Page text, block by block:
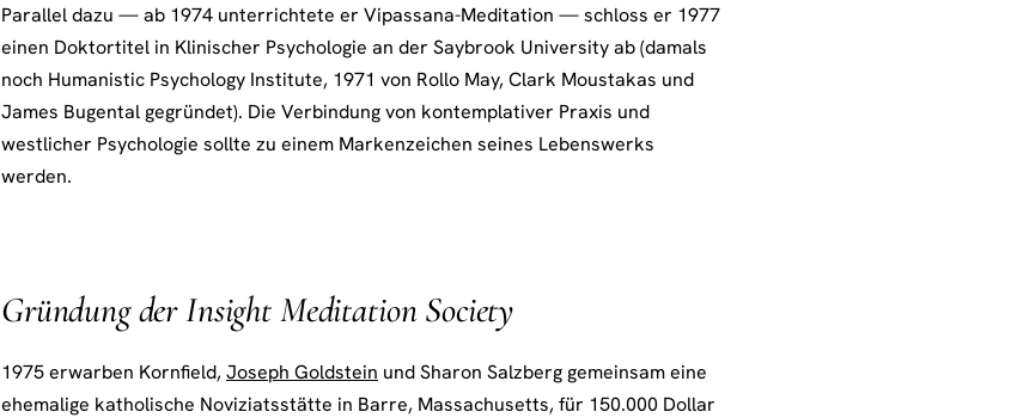
Parallel dazu — ab 1974 unterrichtete er Vipassana-Meditation — schloss er 1977
einen Doktortitel in Klinischer Psychologie an der Saybrook University ab (damals
noch Humanistic Psychology Institute, 1971 von Rollo May, Clark Moustakas und
James Bugental gegründet). Die Verbindung von kontemplativer Praxis und
westlicher Psychologie sollte zu einem Markenzeichen seines Lebenswerks
werden.
Gründung der Insight Meditation Society
1975 erwarben Kornfield,Joseph Goldstein und Sharon Salzberg gemeinsam eine
ehemalige katholische Noviziatsstätte in Barre, Massachusetts, für 150.000 Dollar